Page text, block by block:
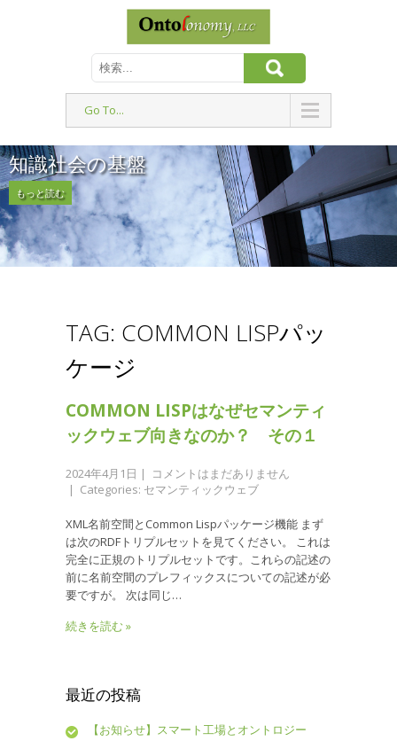
Go To...
知識社会の基盤
もっと読む
TAG: COMMON LISPパッ
ケージ
COMMON LISPはなぜセマンティ
ックウェブ向きなのか？ その１
2024年4月1日 |
コメントはまだありません
| Categories: セマンティックウェブ
XML名前空間とCommon Lispパッケージ機能 まず
は次のRDFトリプルセットを見てください。 これは
完全に正規のトリプルセットです。これらの記述の
前に名前空間のプレフィックスについての記述が必
要ですが。 次は同じ…
続きを読む »
最近の投稿
【お知らせ】スマート工場とオントロジー